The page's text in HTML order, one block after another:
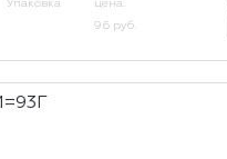
Упаковка
цена:
96 руб.